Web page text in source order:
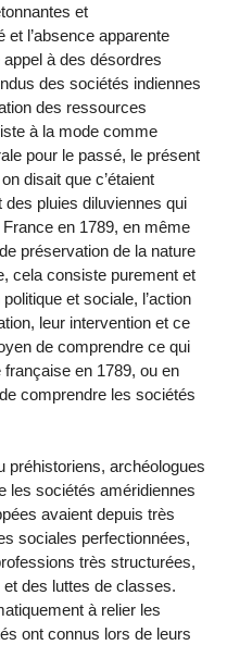
et
l’absence apparente
appel à des désordres
des sociétés indiennes
des ressources
à la mode comme
pour le passé, le présent
disait que c’étaient
pluies diluviennes qui
en 1789, en même
préservation de la nature
cela consiste purement et
et sociale, l’action
leur intervention et ce
de comprendre ce qui
en 1789, ou en
comprendre les sociétés
préhistoriens, archéologues
les sociétés améridiennes
avaient depuis très
sociales perfectionnées,
très structurées,
des luttes de classes.
à relier les
ont connus lors de leurs